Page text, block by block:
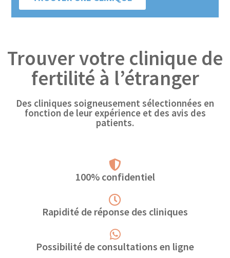
Trouver votre clinique de
fertilité à l’étranger
Des cliniques soigneusement sélectionnées en
fonction de leur expérience et des avis des
patients.
100% confidentiel
Rapidité de réponse des cliniques
Possibilité de consultations en ligne